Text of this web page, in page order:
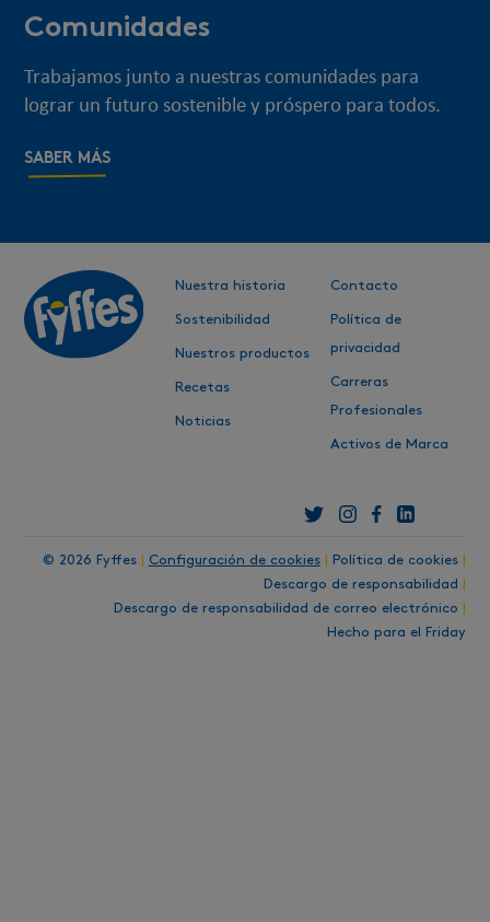
Comunidades
Trabajamos junto a nuestras comunidades para
lograr un futuro sostenible y próspero para todos.
SABER MÁS
Nuestra historia
Sostenibilidad
Nuestros productos
Recetas
Noticias
Contacto
Política de
privacidad
Carreras
Profesionales
Activos de Marca
© 2026 Fyffes Configuración de cookies Política de cookies
Descargo de responsabilidad
Descargo de responsabilidad de correo electrónico
Hecho para el Friday